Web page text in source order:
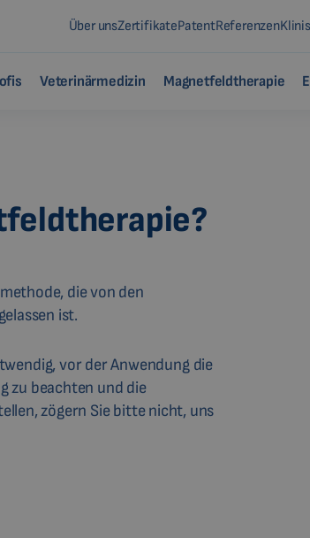
Über unsZertifikatePatentReferenzen
Veterinärmedizin Magnetfeldtherapie
die von den
ist.
vor der Anwendung die
zu beachten und die
zögern Sie bitte nicht, uns